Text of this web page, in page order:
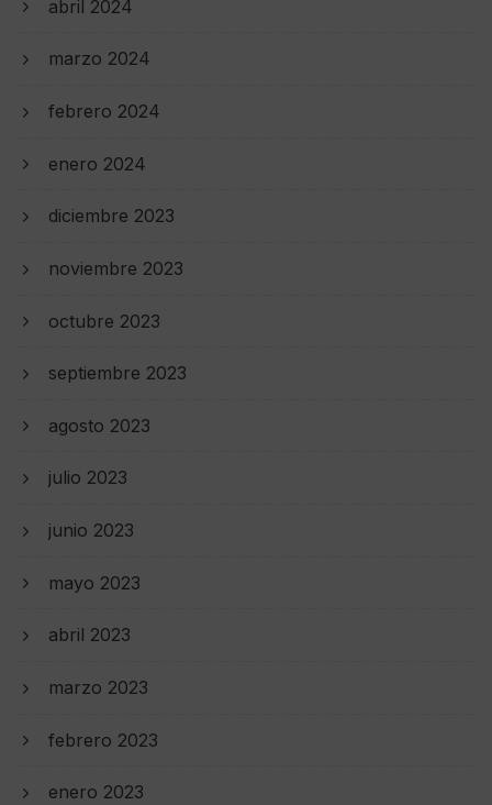
abril 2024
marzo 2024
febrero 2024
enero 2024
diciembre 2023
noviembre 2023
octubre 2023
septiembre 2023
agosto 2023
julio 2023
junio 2023
mayo 2023
abril 2023
marzo 2023
febrero 2023
enero 2023